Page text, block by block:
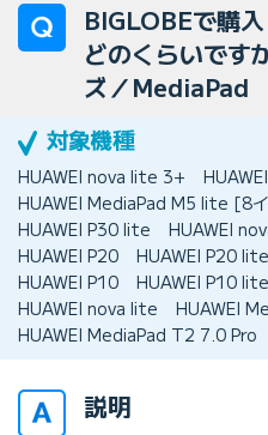
BIGLOBEで購
どのくらいで
ズ／MediaPad
HUAWEI nova lite 3+
HUAWEI MediaPad M5 lite [8
HUAWEI P30 lite
HUAWEI
HUAWEI P20
HUAWEI P20 lite
HUAWEI P10
HUAWEI P10 lite
HUAWEI nova lite
HUAWEI
HUAWEI MediaPad T2 7.0 Pro
説明